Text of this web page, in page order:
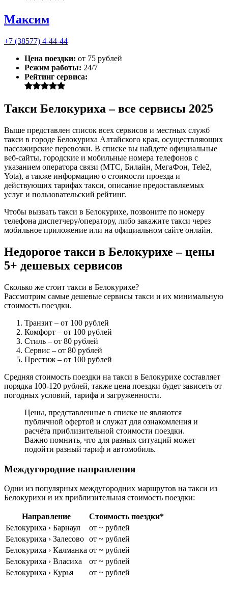
Максим
+7 (38577) 4-44-44
Цена поездки: от 75 рублей
Режим работы: 24/7
Рейтинг сервиса:
Такси Белокуриха – все сервисы 2025
Выше представлен список всех сервисов и местных служб
такси в городе Белокуриха Алтайского края, осуществляющих
пассажирские перевозки. В списке вы найдете официальные
веб-сайты, городские и мобильные номера телефонов с
указанием оператора связи (МТС, Билайн, МегаФон, Tele2,
Yota), а также информацию о стоимости проезда и
действующих тарифах такси, описание предоставляемых
услуг и пользовательский рейтинг.
Чтобы вызвать такси в Белокурихе, позвоните по номеру
телефона диспетчеру/оператору, либо закажите такси через
мобильное приложение или на официальном сайте онлайн.
Недорогое такси в Белокурихе – цены
5+ дешевых сервисов
Сколько же стоит такси в Белокурихе?
Рассмотрим самые дешевые сервисы такси и их минимальную
стоимость поездки.
Транзит – от 100 рублей
Комфорт – от 100 рублей
Стиль – от 80 рублей
Сервис – от 80 рублей
Престиж – от 100 рублей
Средняя стоимость поездки на такси в Белокурихе составляет
порядка 100-120 рублей, также цена поездки будет зависеть от
погодных условий, тарифа и загруженности.
Цены, представленные в списке не являются
публичной офертой и служат для ознакомления и
расчёта приблизительной стоимости поездки.
Важно помнить, что для разных ситуаций может
подойти разный тариф и автомобиль.
Междугородние направления
Одни из популярных междугородних маршрутов на такси из
Белокурихи и их приблизительная стоимость поездки:
Направление
Стоимость поездки*
Белокуриха › Барнаул
от ~ рублей
Белокуриха › Залесово от ~ рублей
Белокуриха › Калманка от ~ рублей
Белокуриха › Власиха
от ~ рублей
Белокуриха › Курья
от ~ рублей